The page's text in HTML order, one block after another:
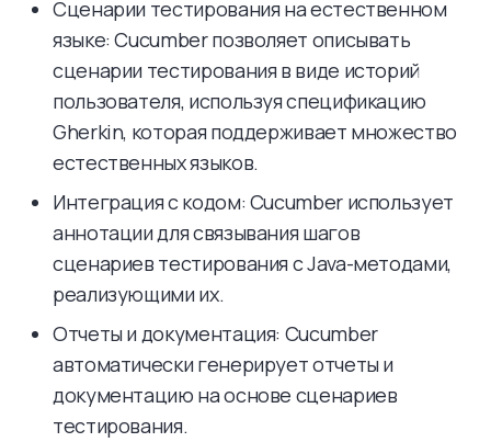
Сценарии тестирования на естественном
языке: Cucumber позволяет описывать
сценарии тестирования в виде историй
пользователя, используя спецификацию
Gherkin, которая поддерживает множество
естественных языков.
Интеграция с кодом: Cucumber использует
аннотации для связывания шагов
сценариев тестирования с Java-методами,
реализующими их.
Отчеты и документация: Cucumber
автоматически генерирует отчеты и
документацию на основе сценариев
тестирования.